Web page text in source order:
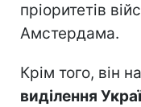
пріоритетів
Амстердама.
Крім того, він
виділення